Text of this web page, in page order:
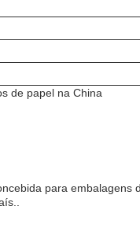
de papel na China
para embalagens